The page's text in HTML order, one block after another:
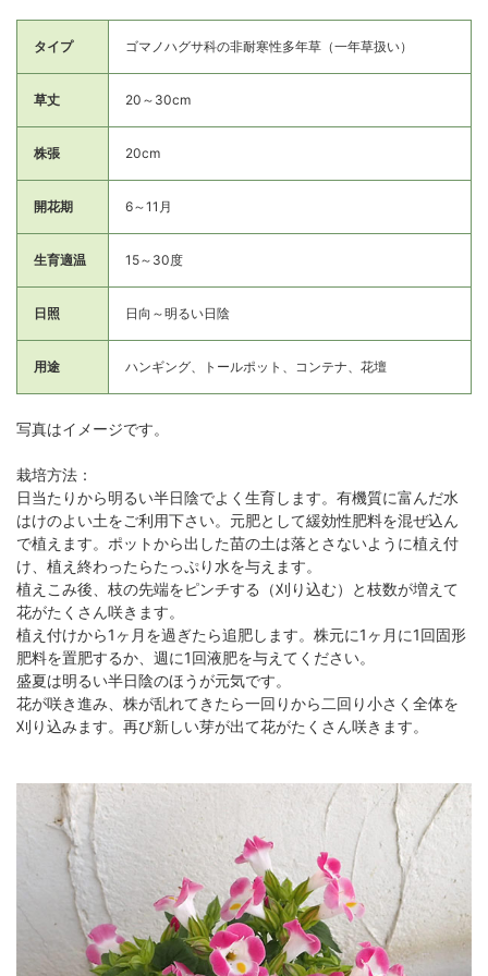
タイプ ゴマノハグサ科の非耐寒性多年草（一年草扱い）
草丈 20～30cm
株張 20cm
開花期 6～11月
生育適温 15～30度
日照 日向～明るい日陰
用途 ハンギング、トールポット、コンテナ、花壇
写真はイメージです。
栽培方法：
日当たりから明るい半日陰でよく生育します。有機質に富んだ水
はけのよい土をご利用下さい。元肥として緩効性肥料を混ぜ込ん
で植えます。ポットから出した苗の土は落とさないように植え付
け、植え終わったらたっぷり水を与えます。
植えこみ後、枝の先端をピンチする（刈り込む）と枝数が増えて
花がたくさん咲きます。
植え付けから1ヶ月を過ぎたら追肥します。株元に1ヶ月に1回固形
肥料を置肥するか、週に1回液肥を与えてください。
盛夏は明るい半日陰のほうが元気です。
花が咲き進み、株が乱れてきたら一回りから二回り小さく全体を
刈り込みます。再び新しい芽が出て花がたくさん咲きます。